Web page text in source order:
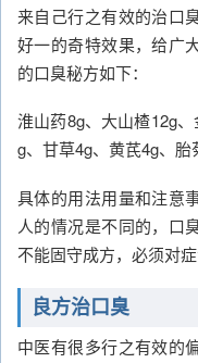
来自己行之有效的治口
好一的奇特效果，给广
的口臭秘方如下：
淮山药8g、大山楂12g
g、甘草4g、黄芪4g、胎
具体的用法用量和注意
人的情况是不同的，口
不能固守成方，必须对症
良方治口臭
中医有很多行之有效的